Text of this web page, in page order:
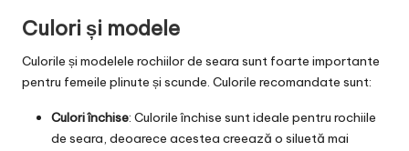
Culori și modele
Culorile și modelele rochiilor de seara sunt foarte importante
pentru femeile plinute și scunde. Culorile recomandate sunt:
Culori închise: Culorile închise sunt ideale pentru rochiile
de seara, deoarece acestea creează o siluetă mai